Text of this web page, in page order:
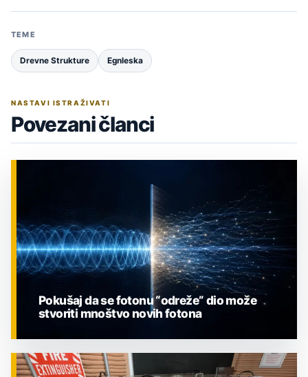
TEME
Drevne Strukture Egnleska
NASTAVI ISTRAŽIVATI
Povezani članci
ZNANOST
Pokušaj da se fotonu “odreže” dio može
stvoriti mnoštvo novih fotona